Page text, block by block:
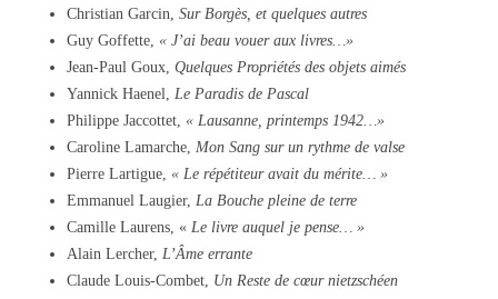
Christian Garcin, Sur Borgès, et quelques autres
Guy Goffette, « J’ai beau vouer aux livres…»
Jean-Paul Goux, Quelques Propriétés des objets aimés
Yannick Haenel, Le Paradis de Pascal
Philippe Jaccottet, « Lausanne, printemps 1942…»
Caroline Lamarche, Mon Sang sur un rythme de valse
Pierre Lartigue, « Le répétiteur avait du mérite… »
Emmanuel Laugier, La Bouche pleine de terre
Camille Laurens, « Le livre auquel je pense… »
Alain Lercher, L’Âme errante
Claude Louis-Combet, Un Reste de cœur nietzschéen